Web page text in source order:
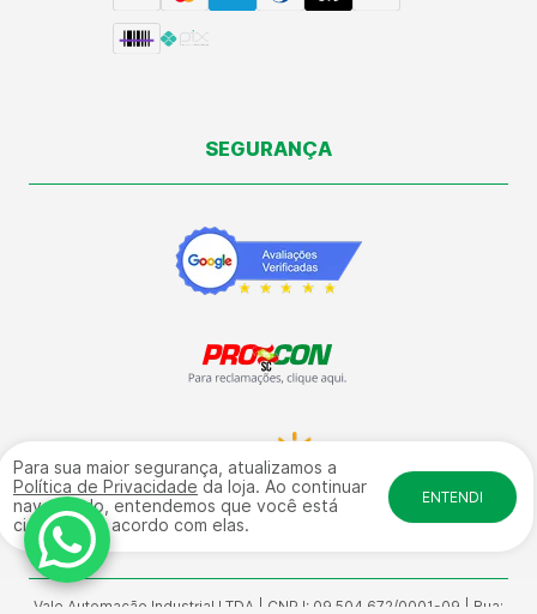
Para sua maior segurança, atualizamos a
Política de Privacidade da loja. Ao continuar
navegando, entendemos que você está
ciente e de acordo com elas.
ENTENDI
SEGURANÇA
Vale Automação Industrial LTDA | CNPJ: 09.504.672/0001-09 | Rua: